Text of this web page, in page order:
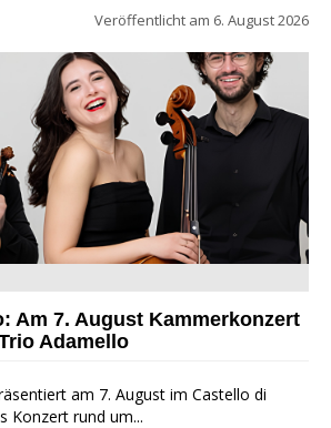
Veröffentlicht am 6. August 2026
Am 7. August Kammerkonzert
Adamello
am 7. August im Castello di
Konzert rund um...